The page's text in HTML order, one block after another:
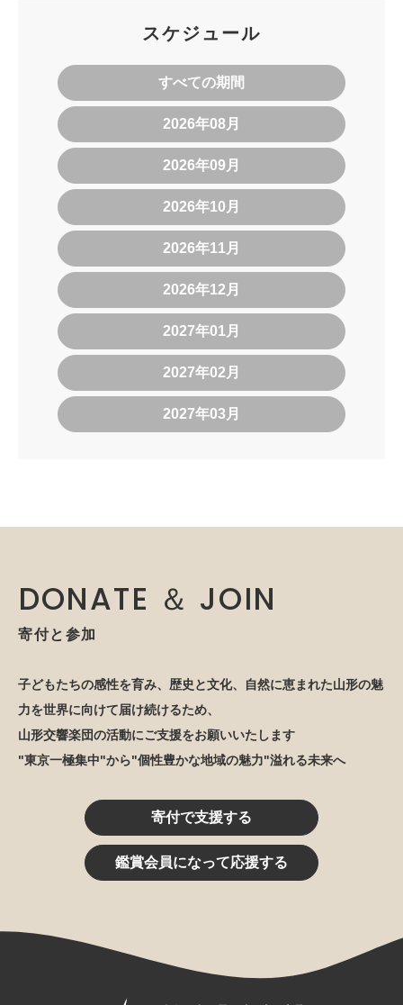
スケジュール
すべての期間
2026年08月
2026年09月
2026年10月
2026年11月
2026年12月
2027年01月
2027年02月
2027年03月
DONATE ＆ JOIN
寄付と参加
子どもたちの感性を育み、歴史と文化、自然に恵まれた山形の魅
力を世界に向けて届け続けるため、
山形交響楽団の活動にご支援をお願いいたします
"東京一極集中"から"個性豊かな地域の魅力"溢れる未来へ
寄付で支援する
鑑賞会員になって応援する